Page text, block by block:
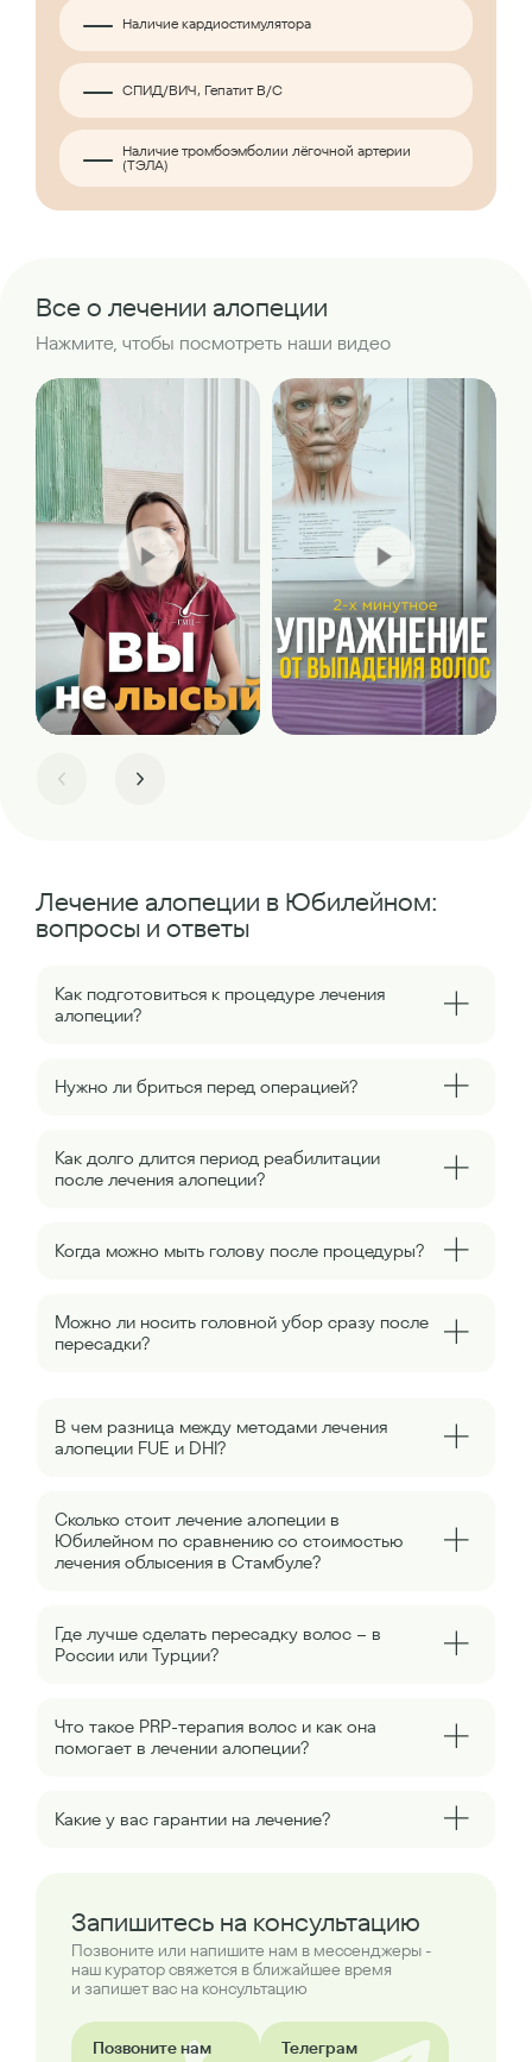
Наличие кардиостимулятора
СПИД/ВИЧ, Гепатит B/C
Наличие тромбоэмболии лёгочной артерии
(ТЭЛА)
Все о лечении алопеции
Нажмите, чтобы посмотреть наши видео
Лечение алопеции в Юбилейном:
вопросы и ответы
Как подготовиться к процедуре лечения
алопеции?
Нужно ли бриться перед операцией?
Как долго длится период реабилитации
после лечения алопеции?
Когда можно мыть голову после процедуры?
Можно ли носить головной убор сразу после
пересадки?
В чем разница между методами лечения
алопеции FUE и DHI?
Сколько стоит лечение алопеции в
Юбилейном по сравнению со стоимостью
лечения облысения в Стамбуле?
Где лучше сделать пересадку волос – в
России или Турции?
Что такое PRP-терапия волос и как она
помогает в лечении алопеции?
Какие у вас гарантии на лечение?
Запишитесь на консультацию
Позвоните или напишите нам в мессенджеры -
наш куратор свяжется в ближайшее время
и запишет вас на консультацию
Позвоните нам Телеграм